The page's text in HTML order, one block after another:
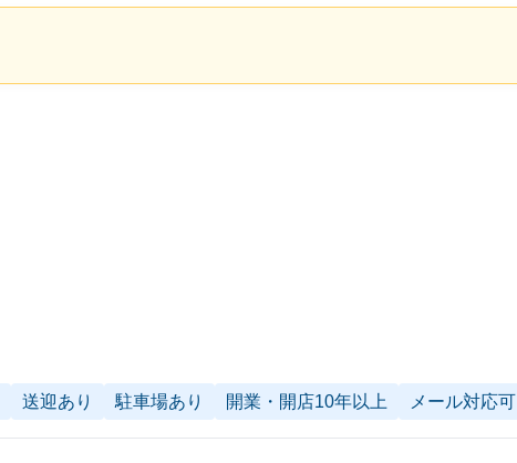
送迎あり 駐車場あり 開業・開店10年以上 メール対応可